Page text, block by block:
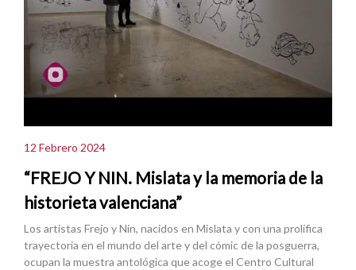
12 Febrero 2024
“FREJO Y NIN. Mislata y la memoria de la
historieta valenciana”
Los artistas Frejo y Nin, nacidos en Mislata y con una prolífica
trayectoria en el mundo del arte y del cómic de la posguerra,
ocupan la muestra antológica que acoge el Centro Cultural